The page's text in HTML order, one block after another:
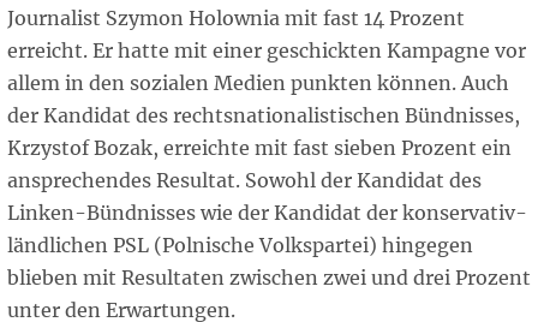
Journalist Szymon Holownia mit fast 14 Prozent
erreicht. Er hatte mit einer geschickten Kampagne vor
allem in den sozialen Medien punkten können. Auch
der Kandidat des rechtsnationalistischen Bündnisses,
Krzystof Bozak, erreichte mit fast sieben Prozent ein
ansprechendes Resultat. Sowohl der Kandidat des
Linken-Bündnisses wie der Kandidat der konservativ-
ländlichen PSL (Polnische Volkspartei) hingegen
blieben mit Resultaten zwischen zwei und drei Prozent
unter den Erwartungen.